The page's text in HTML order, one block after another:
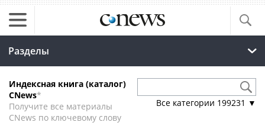
Разделы
Индексная книга (каталог)
CNews*
Получите все материалы
CNews по ключевому слову
Все категории 199231 ▼